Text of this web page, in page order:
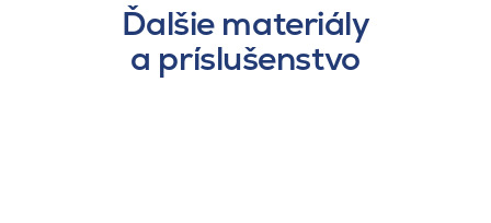
Ďalšie materiály
a príslušenstvo